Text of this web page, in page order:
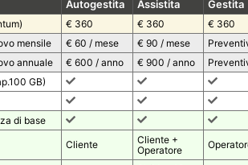
Autogestita Assistita Gestita
€ 360 € 360
€ 360
mensile
€ 60 / mese € 90 / mese
annuale
€ 600 / anno € 900 / anno
GB)
di base
Cliente
Cliente +
Operatore